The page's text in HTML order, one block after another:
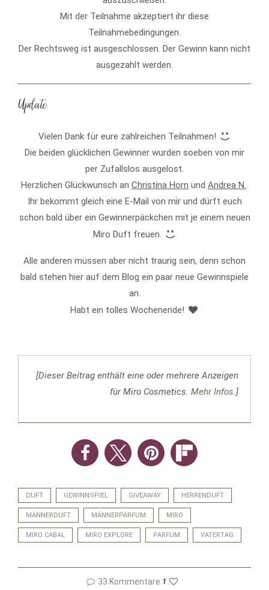
Mit der Teilnahme akzeptiert ihr diese
Teilnahmebedingungen.
Der Rechtsweg ist ausgeschlossen. Der Gewinn kann nicht
ausgezahlt werden.
Update:
Vielen Dank für eure zahlreichen Teilnahmen!
Die beiden glücklichen Gewinner wurden soeben von mir
per Zufallslos ausgelost.
Herzlichen Glückwunsch an Christina Horn und Andrea N..
Ihr bekommt gleich eine E-Mail von mir und dürft euch
schon bald über ein Gewinnerpäckchen mit je einem neuen
Miro Duft freuen.
Alle anderen müssen aber nicht traurig sein, denn schon
bald stehen hier auf dem Blog ein paar neue Gewinnspiele
an.
Habt ein tolles Wochenende!
[Dieser Beitrag enthält eine oder mehrere Anzeigen
für Miro Cosmetics. Mehr Infos.]
DUFT GEWINNSPIEL GIVEAWAY HERRENDUFT
MÄNNERDUFT MÄNNERPARFUM MIRO
MIRO CABAL MIRO EXPLORE PARFUM VATERTAG
33 Kommentare 1